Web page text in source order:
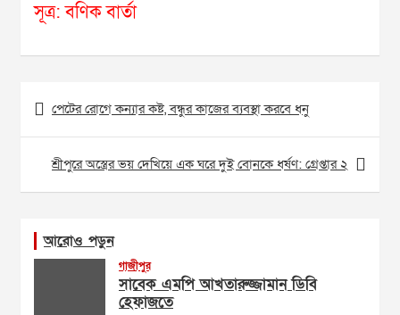
সূত্র: বণিক বার্তা
Post
navigation
পেটের রোগে কন্যার কষ্ট, বন্ধুর কাজের ব্যবস্থা করবে ধনু
শ্রীপুরে অস্ত্রের ভয় দেখিয়ে এক ঘরে দুই বোনকে ধর্ষণ: গ্রেপ্তার ২
আরোও পড়ুন
গাজীপুর
সাবেক এমপি আখতারুজ্জামান ডিবি
হেফাজতে